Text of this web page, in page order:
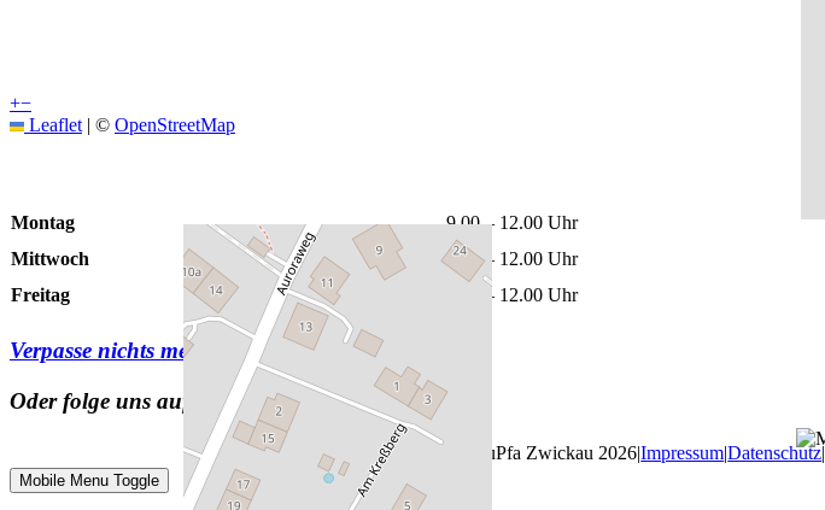
+−
Leaflet | © OpenStreetMap
Montag 9.00 – 12.00 Uhr
Mittwoch
9.00 – 12.00 Uhr
Freitag
9.00 – 12.00 Uhr
Verpasse nichts mehr mit unserem
Newsletter
Oder folge uns auf Social Media
© JuPfa Zwickau 2026|Impressum|Datenschutz|
Mobile Menu Toggle